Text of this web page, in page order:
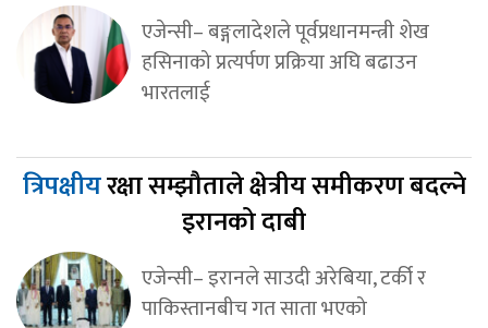
एजेन्सी– बङ्गलादेशले पूर्वप्रधानमन्त्री शेख
हसिनाको प्रत्यर्पण प्रक्रिया अघि बढाउन
भारतलाई
त्रिपक्षीयरक्षा सम्झौताले क्षेत्रीय समीकरण बदल्ने
इरानको दाबी
एजेन्सी– इरानले साउदी अरेबिया, टर्की र
पाकिस्तानबीच गत साता भएको